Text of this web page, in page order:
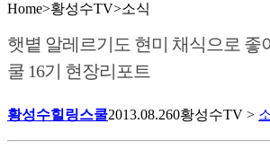
Home>황성수TV>소식
햇볕 알레르기도 현미 채식으로 좋
쿨 16기 현장리포트
황성수힐링스쿨2013.08.260황성수TV >